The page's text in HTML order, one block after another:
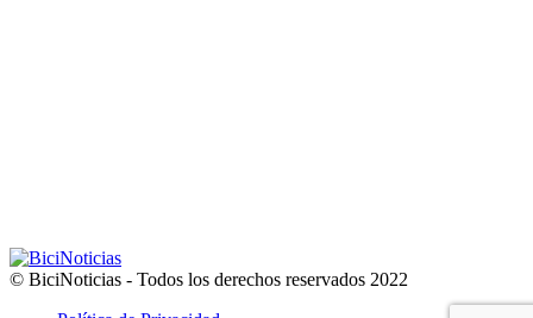
© BiciNoticias - Todos los derechos reservados 2022